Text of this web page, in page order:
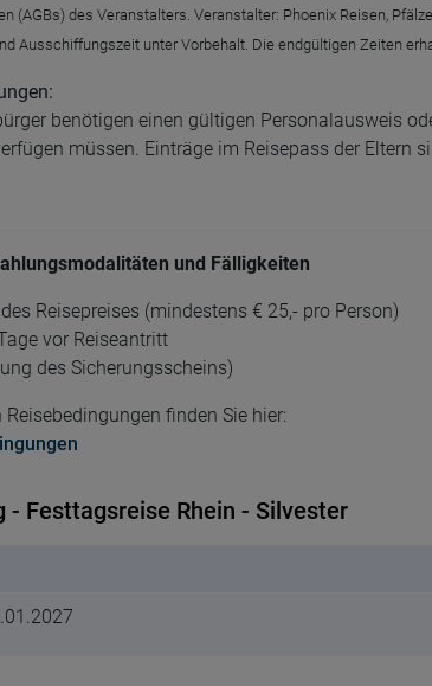
(AGBs) des Veranstalters. Veranstalter: Phoenix Reisen,
Ausschiffungszeit unter Vorbehalt. Die endgültigen Zeiten
benötigen einen gültigen Personalausweis
müssen. Einträge im Reisepass der
und Fälligkeiten
des Reisepreises (mindestens € 25,- pro Person)
vor Reiseantritt
des Sicherungsscheins)
finden Sie hier:
- Festtagsreise Rhein - Silvester